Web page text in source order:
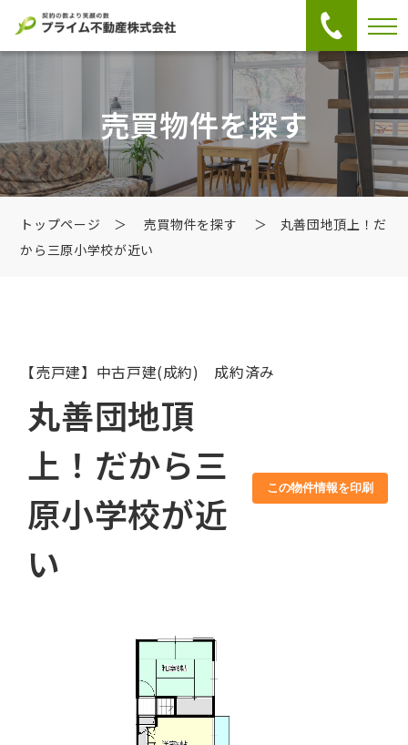
売買物件を探す
トップページ ＞ 売買物件を探す
＞ 丸善団地頂上！だ
から三原小学校が近い
【売戸建】中古戸建(成約) 成約済み
丸善団地頂
上！だから三
原小学校が近
い
この物件情報を印刷